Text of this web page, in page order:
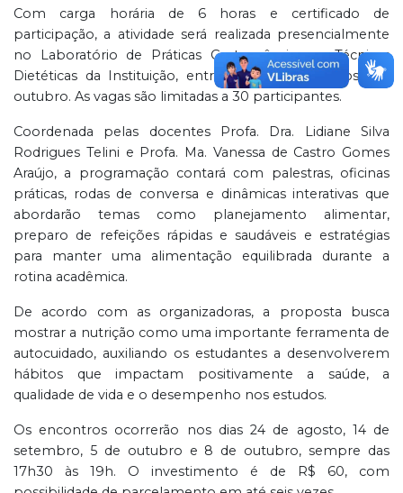
Com carga horária de 6 horas e certificado de
participação, a atividade será realizada presencialmente
no Laboratório de Práticas Gastronômicas e Técnicas
Dietéticas da Instituição, entre os meses de agosto e
outubro. As vagas são limitadas a 30 participantes.
Coordenada pelas docentes Profa. Dra. Lidiane Silva
Rodrigues Telini e Profa. Ma. Vanessa de Castro Gomes
Araújo, a programação contará com palestras, oficinas
práticas, rodas de conversa e dinâmicas interativas que
abordarão temas como planejamento alimentar,
preparo de refeições rápidas e saudáveis e estratégias
para manter uma alimentação equilibrada durante a
rotina acadêmica.
De acordo com as organizadoras, a proposta busca
mostrar a nutrição como uma importante ferramenta de
autocuidado, auxiliando os estudantes a desenvolverem
hábitos que impactam positivamente a saúde, a
qualidade de vida e o desempenho nos estudos.
Os encontros ocorrerão nos dias 24 de agosto, 14 de
setembro, 5 de outubro e 8 de outubro, sempre das
17h30 às 19h. O investimento é de R$ 60, com